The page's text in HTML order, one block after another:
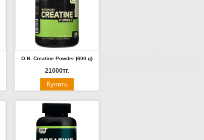
O.N. Creatine Powder (600 g)
21000тг.